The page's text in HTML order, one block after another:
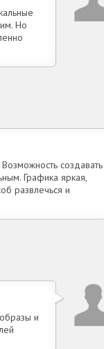
Но
создавать
Графика яркая,
развлечься и
и